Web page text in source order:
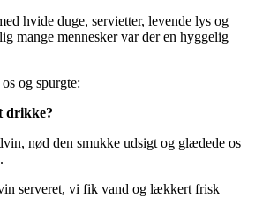
hvide duge, servietter, levende lys og
mange mennesker var der en hyggelig
og spurgte:
drikke?
nød den smukke udsigt og glædede os
serveret, vi fik vand og lækkert frisk